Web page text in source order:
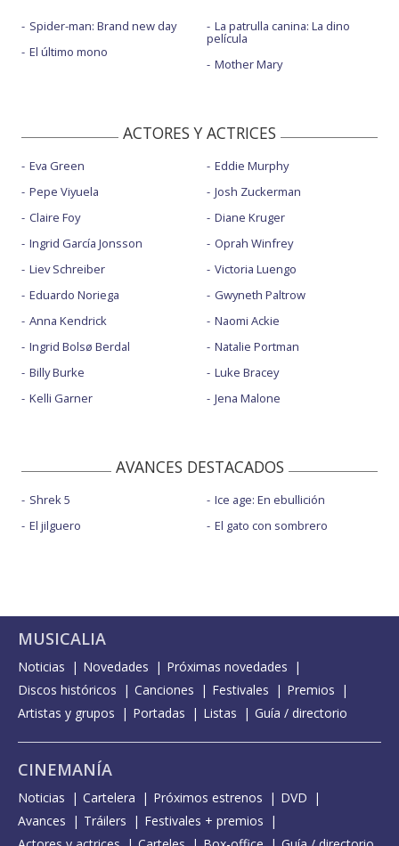
Spider-man: Brand new day
El último mono
La patrulla canina: La dino
película
Mother Mary
ACTORES Y ACTRICES
Eva Green
Pepe Viyuela
Claire Foy
Ingrid García Jonsson
Liev Schreiber
Eduardo Noriega
Anna Kendrick
Ingrid Bolsø Berdal
Billy Burke
Kelli Garner
Eddie Murphy
Josh Zuckerman
Diane Kruger
Oprah Winfrey
Victoria Luengo
Gwyneth Paltrow
Naomi Ackie
Natalie Portman
Luke Bracey
Jena Malone
AVANCES DESTACADOS
Shrek 5
El jilguero
Ice age: En ebullición
El gato con sombrero
MUSICALIA
Noticias Novedades
Próximas novedades
Discos históricos
Canciones Festivales
Premios
Artistas y grupos
Portadas Listas Guía / directorio
CINEMANÍA
Noticias Cartelera Próximos estrenos
DVD
Avances
Tráilers
Festivales + premios